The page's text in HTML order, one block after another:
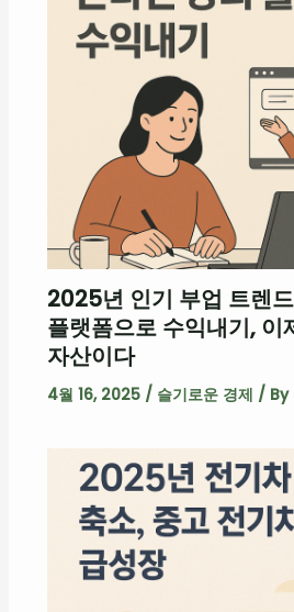
2025년 인기 부업 트렌
플랫폼으로 수익내기, 이
자산이다
4월 16, 2025 / 슬기로운 경제 / By